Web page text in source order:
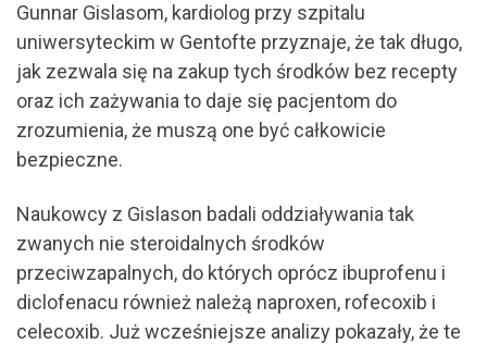
Gunnar Gislasom, kardiolog przy szpitalu
uniwersyteckim w Gentofte przyznaje, że tak długo,
jak zezwala się na zakup tych środków bez recepty
oraz ich zażywania to daje się pacjentom do
zrozumienia, że muszą one być całkowicie
bezpieczne.
Naukowcy z Gislason badali oddziaływania tak
zwanych nie steroidalnych środków
przeciwzapalnych, do których oprócz ibuprofenu i
diclofenacu również należą naproxen, rofecoxib i
celecoxib. Już wcześniejsze analizy pokazały, że te